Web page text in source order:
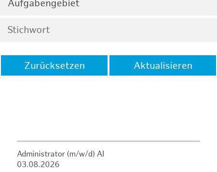
Aufgabengebiet
Zurücksetzen Aktualisieren
Administrator (m/w/d) AI
03.08.2026